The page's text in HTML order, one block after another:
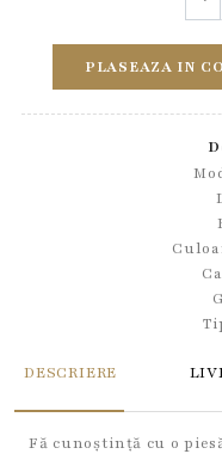
PLASEAZA IN
DESCRIERE
Fă cunoștință cu o